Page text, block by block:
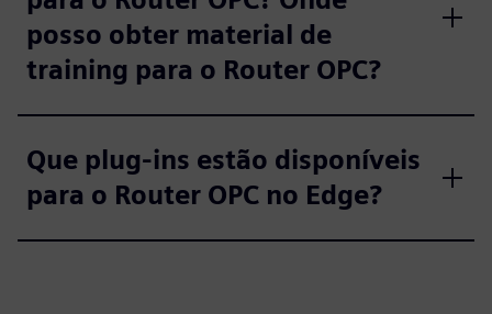
posso obter material de
training para o Router OPC?
Que plug-ins estão disponíveis
para o Router OPC no Edge?